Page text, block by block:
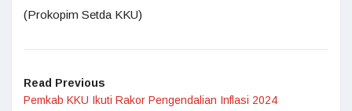
(Prokopim Setda KKU)
Read Previous
Pemkab KKU Ikuti Rakor Pengendalian Inflasi 2024